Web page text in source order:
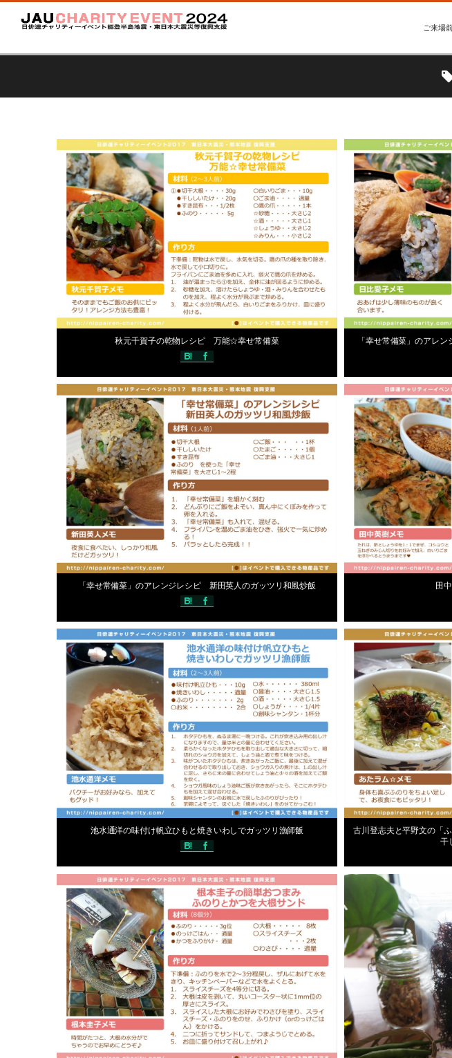
ご来場
秋元千賀子の乾物レシピ 万能☆幸せ常備菜
2017年5月31日
声優手作りレシピ 編集スタッフ Ｎ
「幸せ常備菜」のアレ
2017年5月31日
声優手作りレシピ
「幸せ常備菜」のアレンジレシピ 新田英人のガッツリ和風炒飯
2017年5月31日
声優手作りレシピ 編集スタッフ Ｎ
田
2017年5月31日
声優手作りレシピ
池水通洋の味付け帆立ひもと焼きいわしでガッツリ漁師飯
2017年5月31日
声優手作りレシピ 編集スタッフ Ｎ
古川登志夫と平野文の「
干
2017年5月31日
声優手作りレシピ
2017年5月31日
声優手作りレシピ 編集スタッフ Ｎ
2017年5月31日
物産品紹介